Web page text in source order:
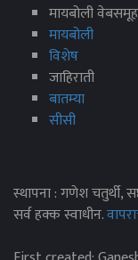
मायबोली वेबसमूह
मायबोली
विशेष
जाहिराती
बातम्या
सीसी
स्थापना : गणेश चतुर्थी,
सर्व हक्क स्वाधीन.